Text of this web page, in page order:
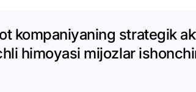
kompaniyaning strategik
himoyasi mijozlar